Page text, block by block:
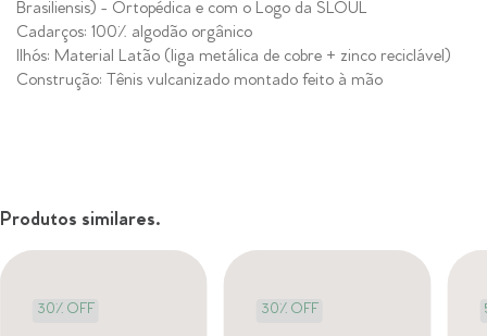
Brasiliensis) - Ortopédica e com o Logo da SLOUL
Cadarços: 100% algodão orgânico
Ilhós: Material Latão (liga metálica de cobre + zinco reciclável)
Construção: Tênis vulcanizado montado feito à mão
Produtos similares.
30% OFF 30% OFF